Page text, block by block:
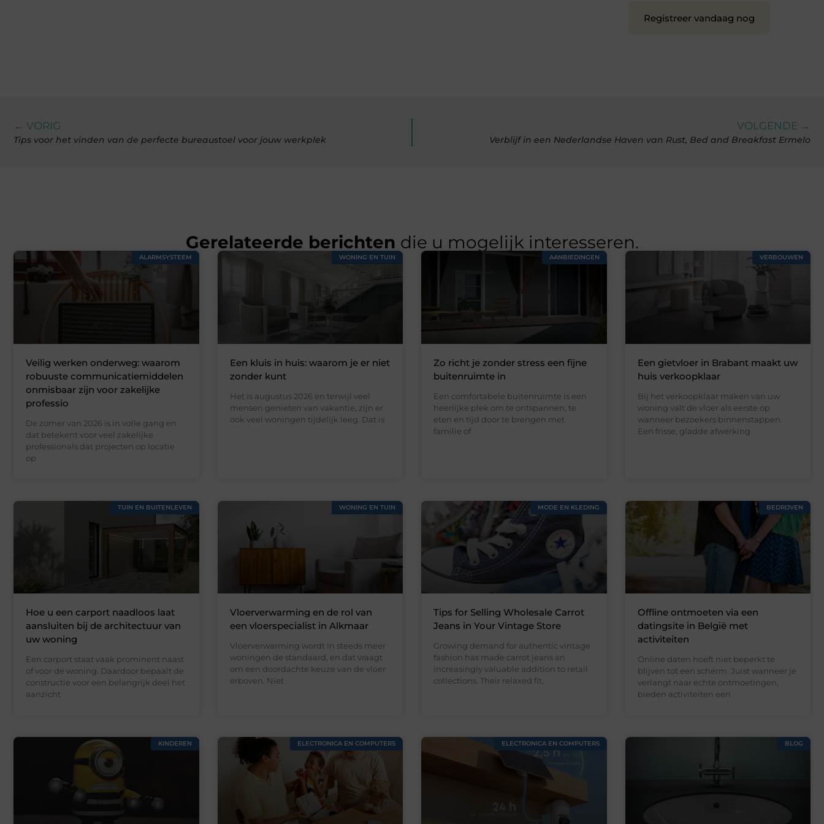
Registreer vandaag nog
← VORIG
Tips voor het vinden van de perfecte bureaustoel voor jouw werkplek
VOLGENDE →
Verblijf in een Nederlandse Haven van Rust, Bed and Breakfast Ermelo
Gerelateerde berichten die u mogelijk interesseren.
ALARMSYSTEEM
Veilig werken onderweg: waarom
robuuste communicatiemiddelen
onmisbaar zijn voor zakelijke
professio
De zomer van 2026 is in volle gang en
dat betekent voor veel zakelijke
professionals dat projecten op locatie
op
WONING EN TUIN
Een kluis in huis: waarom je er niet
zonder kunt
Het is augustus 2026 en terwijl veel
mensen genieten van vakantie, zijn er
ook veel woningen tijdelijk leeg. Dat is
AANBIEDINGEN
Zo richt je zonder stress een fijne
buitenruimte in
Een comfortabele buitenruimte is een
heerlijke plek om te ontspannen, te
eten en tijd door te brengen met
familie of
VERBOUWEN
Een gietvloer in Brabant maakt uw
huis verkoopklaar
Bij het verkoopklaar maken van uw
woning valt de vloer als eerste op
wanneer bezoekers binnenstappen.
Een frisse, gladde afwerking
TUIN EN BUITENLEVEN
Hoe u een carport naadloos laat
aansluiten bij de architectuur van
uw woning
Een carport staat vaak prominent naast
of voor de woning. Daardoor bepaalt de
constructie voor een belangrijk deel het
aanzicht
WONING EN TUIN
Vloerverwarming en de rol van
een vloerspecialist in Alkmaar
Vloerverwarming wordt in steeds meer
woningen de standaard, en dat vraagt
om een doordachte keuze van de vloer
erboven. Niet
MODE EN KLEDING
Tips for Selling Wholesale Carrot
Jeans in Your Vintage Store
Growing demand for authentic vintage
fashion has made carrot jeans an
increasingly valuable addition to retail
collections. Their relaxed fit,
BEDRIJVEN
Offline ontmoeten via een
datingsite in België met
activiteiten
Online daten hoeft niet beperkt te
blijven tot een scherm. Juist wanneer je
verlangt naar echte ontmoetingen,
bieden activiteiten een
KINDEREN ELECTRONICA EN COMPUTERS ELECTRONICA EN COMPUTERS BLOG